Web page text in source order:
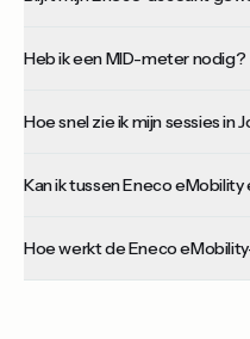
Heb ik een MID-meter nodig?
Hoe snel zie ik mijn sessies in
Kan ik tussen Eneco eMobility
Hoe werkt de Eneco